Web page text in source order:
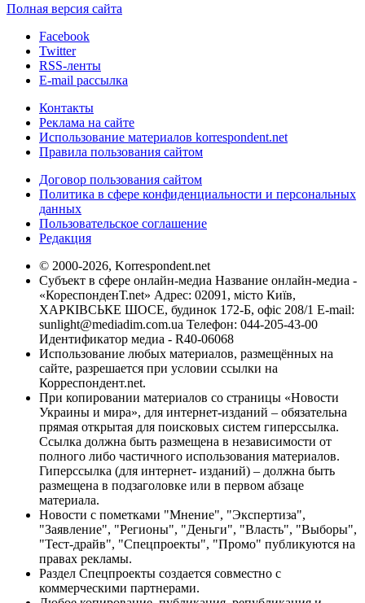
Полная версия сайта
Facebook
Twitter
RSS-ленты
E-mail рассылка
Контакты
Реклама на сайте
Использование материалов korrespondent.net
Правила пользования сайтом
Договор пользования сайтом
Политика в сфере конфиденциальности и персональных
данных
Пользовательское соглашение
Редакция
© 2000-2026, Korrespondent.net
Субъект в сфере онлайн-медиа Название онлайн-медиа -
«КореспонденТ.net» Адрес: 02091, місто Київ,
ХАРКІВСЬКЕ ШОСЕ, будинок 172-Б, офіс 208/1 E-mail:
sunlight@mediadim.com.ua Телефон: 044-205-43-00
Идентификатор медиа - R40-06068
Использование любых материалов, размещённых на
сайте, разрешается при условии ссылки на
Корреспондент.net.
При копировании материалов со страницы «Новости
Украины и мира», для интернет-изданий – обязательна
прямая открытая для поисковых систем гиперссылка.
Ссылка должна быть размещена в независимости от
полного либо частичного использования материалов.
Гиперссылка (для интернет- изданий) – должна быть
размещена в подзаголовке или в первом абзаце
материала.
Новости с пометками "Мнение", "Экспертиза",
"Заявление", "Регионы", "Деньги", "Власть", "Выборы",
"Тест-драйв", "Спецпроекты", "Промо" публикуются на
правах рекламы.
Раздел Спецпроекты создается совместно с
коммерческими партнерами.